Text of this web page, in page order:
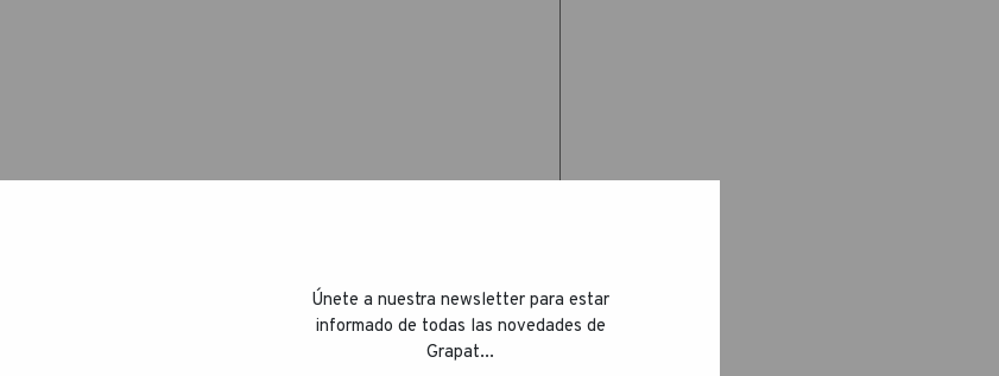
Únete a nuestra newsletter para estar
informado de todas las novedades de
Grapat...